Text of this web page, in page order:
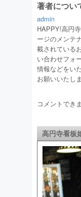
著者につい
admin
HAPPY!高円
ージのメンテ
載されている
い合わせフォ
情報などをい
お願いいたしま
コメントでき
高円寺看板